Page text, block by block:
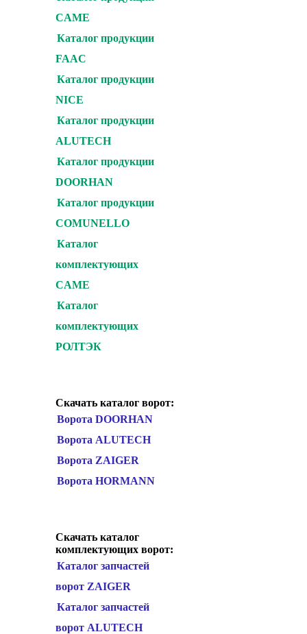
CAME
Каталог продукции
FAAC
Каталог продукции
NICE
Каталог продукции
ALUTECH
Каталог продукции
DOORHAN
Каталог продукции
COMUNELLO
Каталог
комплектующих
CAME
Каталог
комплектующих
РОЛТЭК
Скачать каталог ворот:
Ворота DOORHAN
Ворота ALUTECH
Ворота ZAIGER
Ворота HORMANN
Скачать каталог
комплектующих ворот:
Каталог запчастей
ворот ZAIGER
Каталог запчастей
ворот ALUTECH